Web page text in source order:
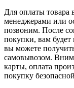
Для оплаты товара
менеджерами или
позвоним. После
покупки, вам будет
вы можете
самовывозом.
карты, оплата
покупку